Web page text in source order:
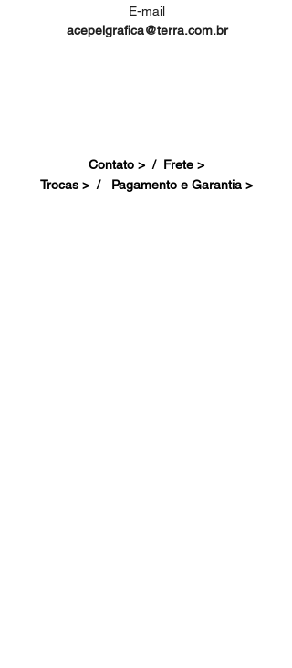
E-mail
acepelgrafica@terra.com.br
Contato > / Frete >
Trocas > / Pagamento e Garantia >